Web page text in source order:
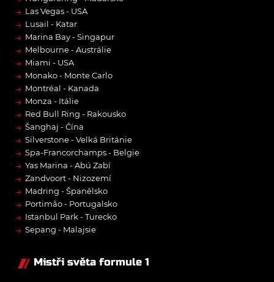
→ Las Vegas - USA
→ Lusail - Katar
→ Marina Bay - Singapur
→ Melbourne - Austrálie
→ Miami - USA
→ Monako - Monte Carlo
→ Montréal - Kanada
→ Monza - Itálie
→ Red Bull Ring - Rakousko
→ Šanghaj - Čína
→ Silverstone - Velká Británie
→ Spa-Francorchamps - Belgie
→ Yas Marina - Abú Zabí
→ Zandvoort - Nizozemí
→ Madring - Španělsko
→ Portimão - Portugalsko
→ Istanbul Park - Turecko
→ Sepang - Malajsie
Mistři světa formule 1